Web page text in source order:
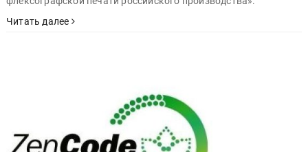
Читать далее